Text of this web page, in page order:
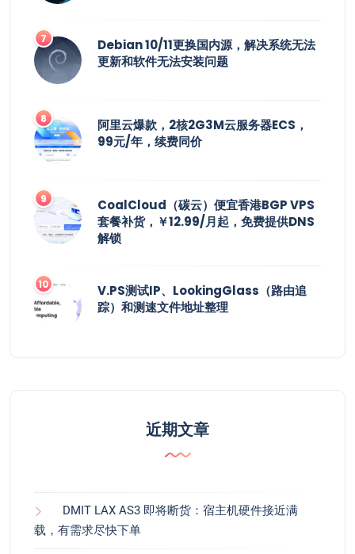
Debian 10/11更换国内源，解决系统无法
更新和软件无法安装问题
阿里云爆款，2核2G3M云服务器ECS，
99元/年，续费同价
CoalCloud（碳云）便宜香港BGP VPS
套餐补货，￥12.99/月起，免费提供DNS
解锁
V.PS测试IP、LookingGlass（路由追
踪）和测速文件地址整理
近期文章
DMIT LAX AS3 即将断货：宿主机硬件接近满
载，有需求尽快下单